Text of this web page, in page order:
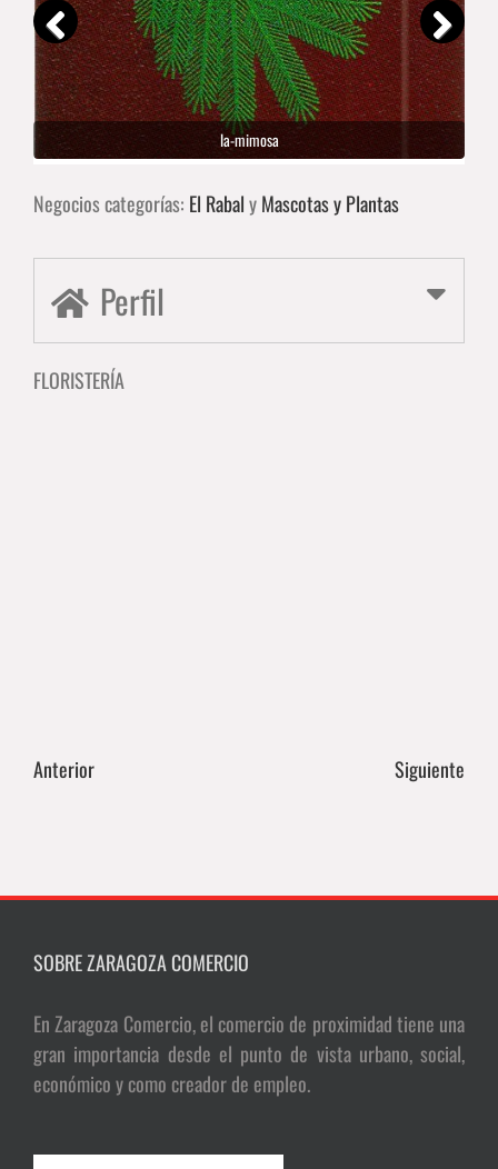
la-mimosa
Negocios categorías: El RabalyMascotas y Plantas
Perfil
FLORISTERÍA
Anterior Siguiente
SOBRE ZARAGOZA COMERCIO
En Zaragoza Comercio, el comercio de proximidad tiene una
gran importancia desde el punto de vista urbano, social,
económico y como creador de empleo.